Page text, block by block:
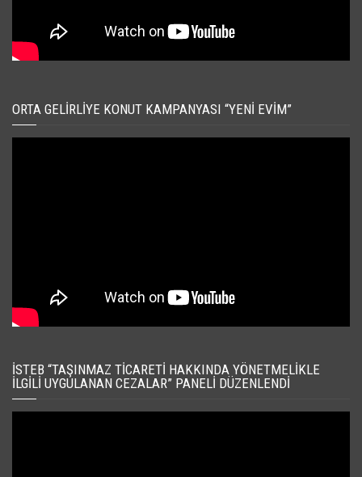
ORTA GELIRLIYE KONUT KAMPANYASI “YENI EVIM”
İSTEB “TAŞINMAZ TICARETI HAKKINDA YÖNETMELIKLE
İLGILI UYGULANAN CEZALAR” PANELI DÜZENLENDI